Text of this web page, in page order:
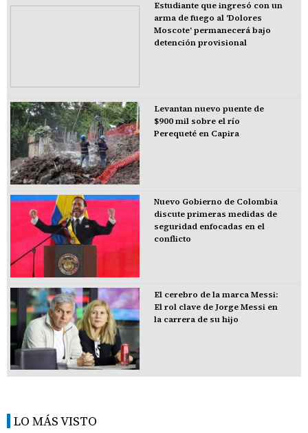
Estudiante que ingresó con un
arma de fuego al 'Dolores
Moscote' permanecerá bajo
detención provisional
Levantan nuevo puente de
$900 mil sobre el río
Perequeté en Capira
Nuevo Gobierno de Colombia
discute primeras medidas de
seguridad enfocadas en el
conflicto
El cerebro de la marca Messi:
El rol clave de Jorge Messi en
la carrera de su hijo
LO MÁS VISTO